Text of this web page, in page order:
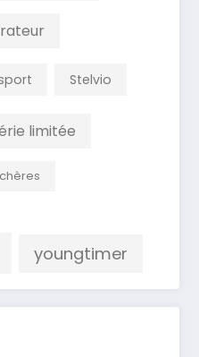
Stelvio
limitée
youngtimer